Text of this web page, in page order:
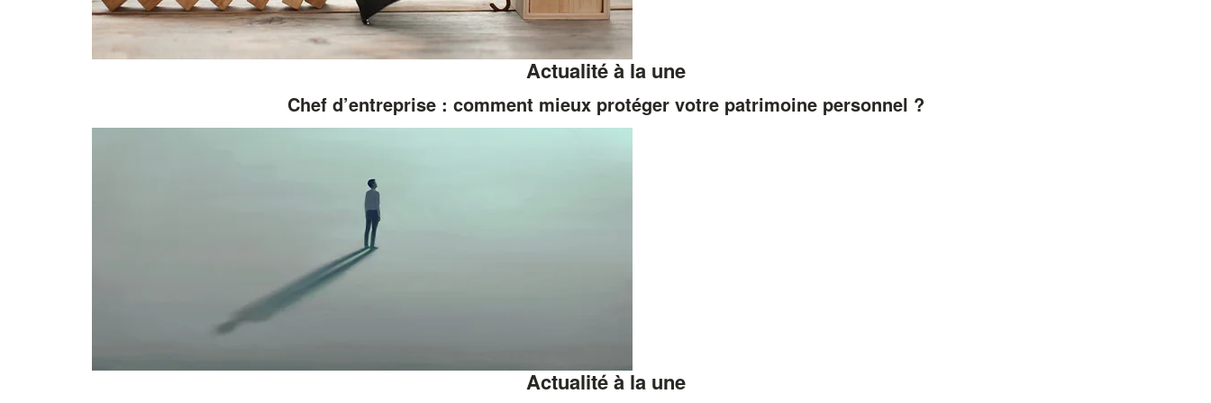
Actualité à la une
Chef d’entreprise : comment mieux protéger votre patrimoine personnel ?
Actualité à la une